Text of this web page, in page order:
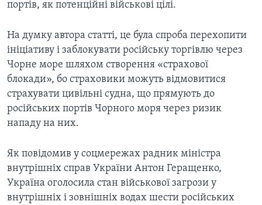
портів, як потенційні військові цілі.
На думку автора статті, це була спроба перехопити
ініціативу і заблокувати російську торгівлю через
Чорне море шляхом створення «страхової
блокади», бо страховики можуть відмовитися
страхувати цивільні судна, що прямують до
російських портів Чорного моря через ризик
нападу на них.
Як повідомив у соцмережах радник міністра
внутрішніх справ України Антон Геращенко,
Україна оголосила стан військової загрози у
внутрішніх і зовнішніх водах шести російських